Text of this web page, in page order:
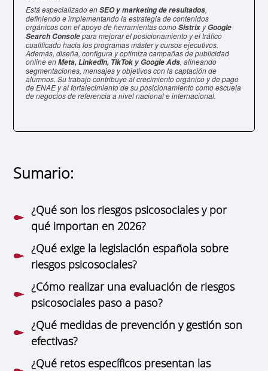
Está especializado enSEO y marketing de resultados,
definiendo e implementando la estrategia de contenidos
orgánicos con el apoyo de herramientas comoSistrix yGoogle
Search Consolepara mejorar el posicionamiento y el tráfico
cualificado hacia los programas máster y cursos ejecutivos.
Además, diseña, configura y optimiza campañas de publicidad
online enMeta, LinkedIn, TikTok y Google Ads, alineando
segmentaciones, mensajes y objetivos con la captación de
alumnos. Su trabajo contribuye al crecimiento orgánico y de pago
de ENAE y al fortalecimiento de su posicionamiento como escuela
de negocios de referencia a nivel nacional e internacional.
Sumario:
¿Qué son los riesgos psicosociales y por
qué importan en 2026?
¿Qué exige la legislación española sobre
riesgos psicosociales?
¿Cómo realizar una evaluación de riesgos
psicosociales paso a paso?
¿Qué medidas de prevención y gestión son
efectivas?
¿Qué retos específicos presentan las